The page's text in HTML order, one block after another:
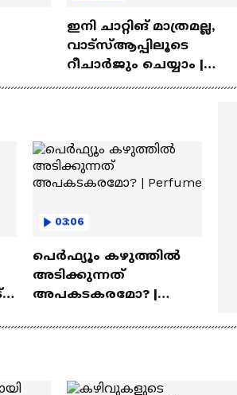
ഇനി ചാറ്റിങ് മാത്രമല്ല,
വാട്‌സ്‌ആപ്പിലൂടെ
റീചാർജും ചെയ്യാം |
|
03:06
പെർഫ്യൂം കഴുത്തിൽ
അടിക്കുന്നത്
അപകടകരമോ? |